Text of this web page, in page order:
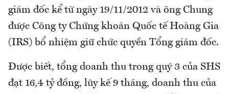
giám đốc kể từ ngày 19/11/2012 và ông Chung
được Công ty Chứng khoán Quốc tế Hoàng Gia
(IRS) bổ nhiệm giữ chức quyền Tổng giám đốc.
Được biết, tổng doanh thu trong quý 3 của SHS
đạt 16,4 tỷ đồng, lũy kế 9 tháng, doanh thu của